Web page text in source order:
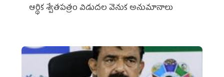
ఆర్థిక శ్వేతపత్రం విడుదల వెనుక అనుమానాలు